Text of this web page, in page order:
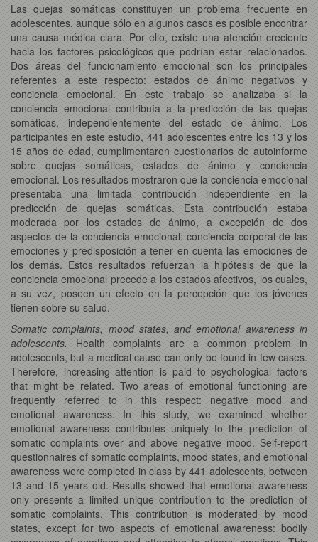
Las quejas somáticas constituyen un problema frecuente en
adolescentes, aunque sólo en algunos casos es posible encontrar
una causa médica clara. Por ello, existe una atención creciente
hacia los factores psicológicos que podrían estar relacionados.
Dos áreas del funcionamiento emocional son los principales
referentes a este respecto: estados de ánimo negativos y
conciencia emocional. En este trabajo se analizaba si la
conciencia emocional contribuía a la predicción de las quejas
somáticas, independientemente del estado de ánimo. Los
participantes en este estudio, 441 adolescentes entre los 13 y los
15 años de edad, cumplimentaron cuestionarios de autoinforme
sobre quejas somáticas, estados de ánimo y conciencia
emocional. Los resultados mostraron que la conciencia emocional
presentaba una limitada contribución independiente en la
predicción de quejas somáticas. Esta contribución estaba
moderada por los estados de ánimo, a excepción de dos
aspectos de la conciencia emocional: conciencia corporal de las
emociones y predisposición a tener en cuenta las emociones de
los demás. Estos resultados refuerzan la hipótesis de que la
conciencia emocional precede a los estados afectivos, los cuales,
a su vez, poseen un efecto en la percepción que los jóvenes
tienen sobre su salud.
Somatic complaints, mood states, and emotional awareness in
adolescents. Health complaints are a common problem in
adolescents, but a medical cause can only be found in few cases.
Therefore, increasing attention is paid to psychological factors
that might be related. Two areas of emotional functioning are
frequently referred to in this respect: negative mood and
emotional awareness. In this study, we examined whether
emotional awareness contributes uniquely to the prediction of
somatic complaints over and above negative mood. Self-report
questionnaires of somatic complaints, mood states, and emotional
awareness were completed in class by 441 adolescents, between
13 and 15 years old. Results showed that emotional awareness
only presents a limited unique contribution to the prediction of
somatic complaints. This contribution is moderated by mood
states, except for two aspects of emotional awareness: bodily